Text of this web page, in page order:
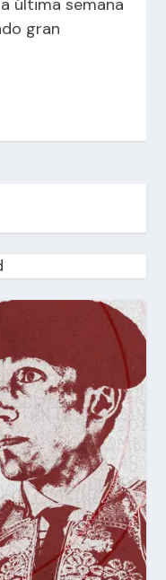
última semana
gran